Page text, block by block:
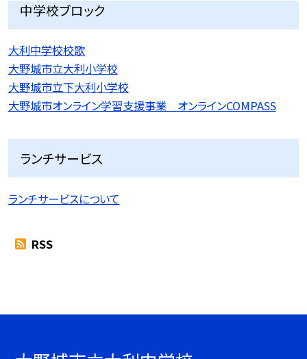
中学校ブロック
大利中学校校歌
大野城市立大利小学校
大野城市立下大利小学校
大野城市オンライン学習支援事業 オンラインCOMPASS
ランチサービス
ランチサービスについて
RSS